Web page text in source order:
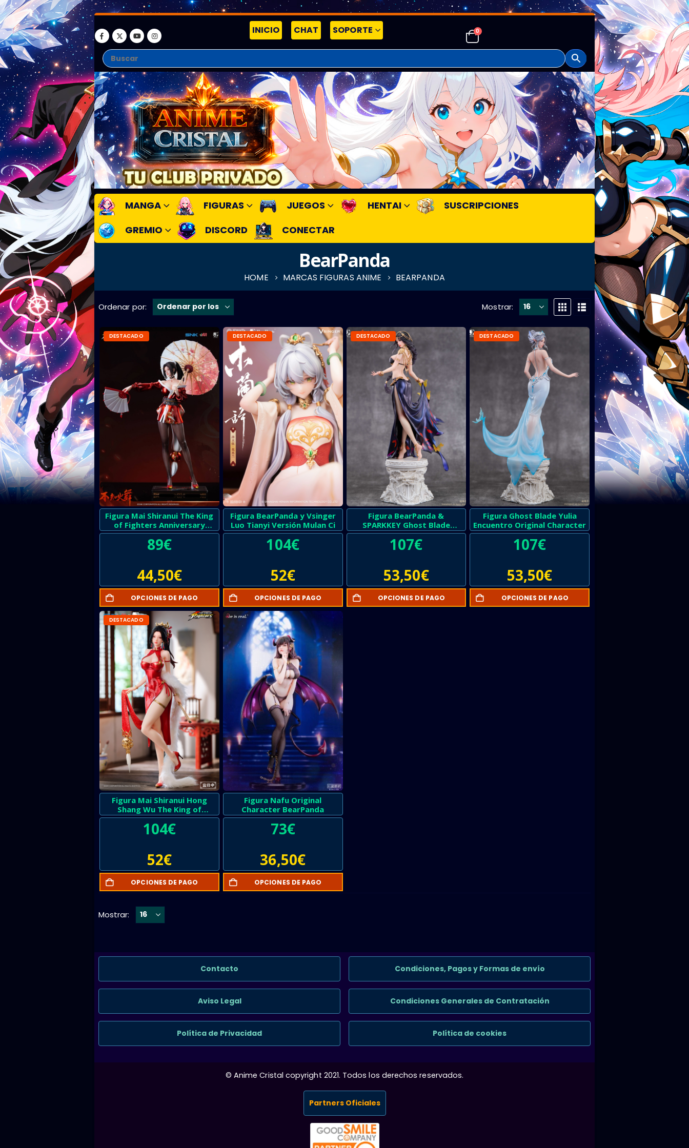
INICIO CHAT SOPORTE 0
MANGA FIGURAS JUEGOS HENTAI
SUSCRIPCIONES
GREMIO
DISCORD CONECTAR
BearPanda
HOME MARCAS FIGURAS ANIME BEARPANDA
Ordenar por: Mostrar:
DESTACADO
Figura Mai Shiranui The King
of Fighters Anniversary
Edition
89€
44,50€
OPCIONES DE PAGO
DESTACADO
Figura BearPanda y Vsinger
Luo Tianyi Versión Mulan Ci
104€
52€
OPCIONES DE PAGO
DESTACADO
Figura BearPanda &
SPARKKEY Ghost Blade
Encuentro Eólico
107€
53,50€
OPCIONES DE PAGO
DESTACADO
Figura Ghost Blade Yulia
Encuentro Original Character
107€
53,50€
OPCIONES DE PAGO
DESTACADO
Figura Mai Shiranui Hong
Shang Wu The King of
Fighters
104€
52€
OPCIONES DE PAGO
Figura Nafu Original
Character BearPanda
73€
36,50€
OPCIONES DE PAGO
Mostrar:
Contacto
Aviso Legal
Política de Privacidad
Condiciones, Pagos y Formas de envío
Condiciones Generales de Contratación
Política de cookies
© Anime Cristal copyright 2021. Todos los derechos reservados.
Partners Oficiales